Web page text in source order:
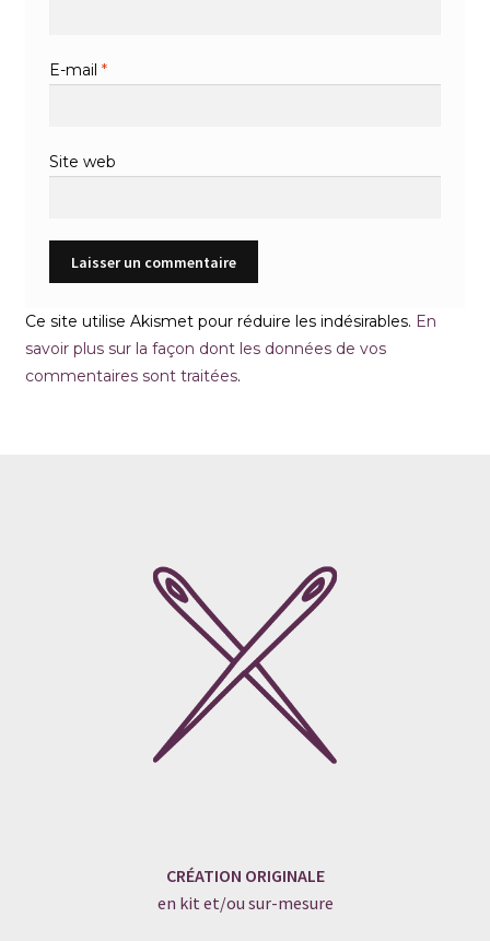
E-mail*
Site web
Ce site utilise Akismet pour réduire les indésirables. En
savoir plus sur la façon dont les données de vos
commentaires sont traitées.
CRÉATION ORIGINALE
en kit et/ou sur-mesure